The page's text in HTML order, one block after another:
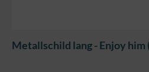
Metallschild lang - Enjoy